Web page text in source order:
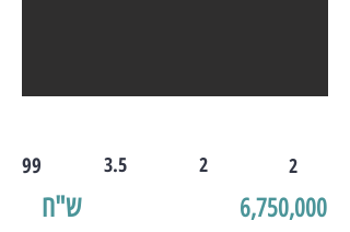
99 3.5 2 2
ש"ח 6,750,000